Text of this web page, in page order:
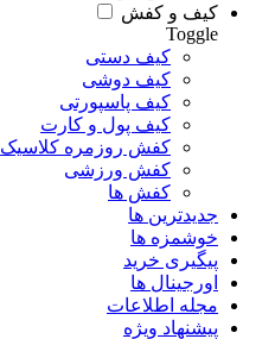
کیف و کفش
Toggle
کیف دستی
کیف دوشی
کیف پاسپورتی
کیف پول و کارت
کفش روزمره کلاسیک
کفش ورزشی
کفش ها
جدیدترین ها
خوشمزه ها
پیگیری خرید
اورجینال ها
مجله اطلاعات
پیشنهاد ویژه